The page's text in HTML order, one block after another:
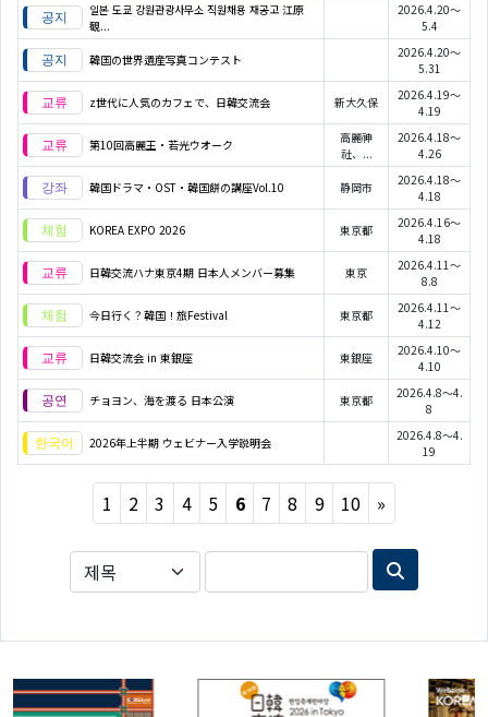
일본 도쿄 강원관광사무소 직원채용 재공고 江原
観...
2026.4.20～
5.4
韓国の世界遺産写真コンテスト
2026.4.20～
5.31
z世代に人気のカフェで、日韓交流会 新大久保
2026.4.19～
4.19
第10回高麗王・若光ウオーク
高麗神
社、...
2026.4.18～
4.26
韓国ドラマ・OST・韓国餅の講座Vol.10 静岡市
2026.4.18～
4.18
KOREA EXPO 2026 東京都
2026.4.16～
4.18
日韓交流ハナ東京4期 日本人メンバー募集 東京
2026.4.11～
8.8
今日行く？韓国！旅Festival 東京都
2026.4.11～
4.12
日韓交流会 in 東銀座 東銀座
2026.4.10～
4.10
チョヨン、海を渡る 日本公演 東京都
2026.4.8～4.
8
2026年上半期 ウェビナー入学説明会
2026.4.8～4.
19
1 2 3 4 5 6 7 8 9 10 »